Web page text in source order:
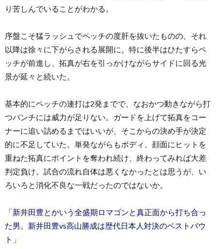
り苦しんでいることがわかる。
序盤こそ猛ラッシュでペッチの度肝を抜いたものの、それ
以降は徐々に下がらされる展開に。特に後半はひたすらペ
ッチが前進し、拓真が右を引っかけながらサイドに回る光
景が延々と続いた。
基本的にペッチの連打は2発までで、なおかつ動きながら打
つパンチには威力が足りない。ガードを上げて拓真をコー
ナーに追い詰めるまではいいが、そこからの決め手が決定
的に不足していた。単発ながらもボディ、顔面にヒットを
重ねた拓真にポイントを奪われ続け、終わってみれば大差
判定負け。試合の流れ自体は悪くなかったとは思うが、い
ろいろと消化不良な一戦だったのではないか。
「新井田豊とかいう全盛期ロマゴンと真正面から打ち合っ
た男。新井田豊vs高山勝成は歴代日本人対決のベストバウ
ト」